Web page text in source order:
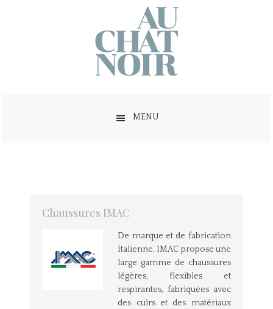
MENU
Chaussures IMAC
De marque et de fabrication
Italienne, IMAC propose une
large gamme de chaussures
légères, flexibles et
respirantes, fabriquées avec
des cuirs et des matériaux